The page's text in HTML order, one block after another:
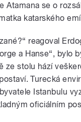
Atamana se o
katarského
reagoval
a Hanse“, bylo
ze stolu hází
Turecká
Istanbulu
oficiálním